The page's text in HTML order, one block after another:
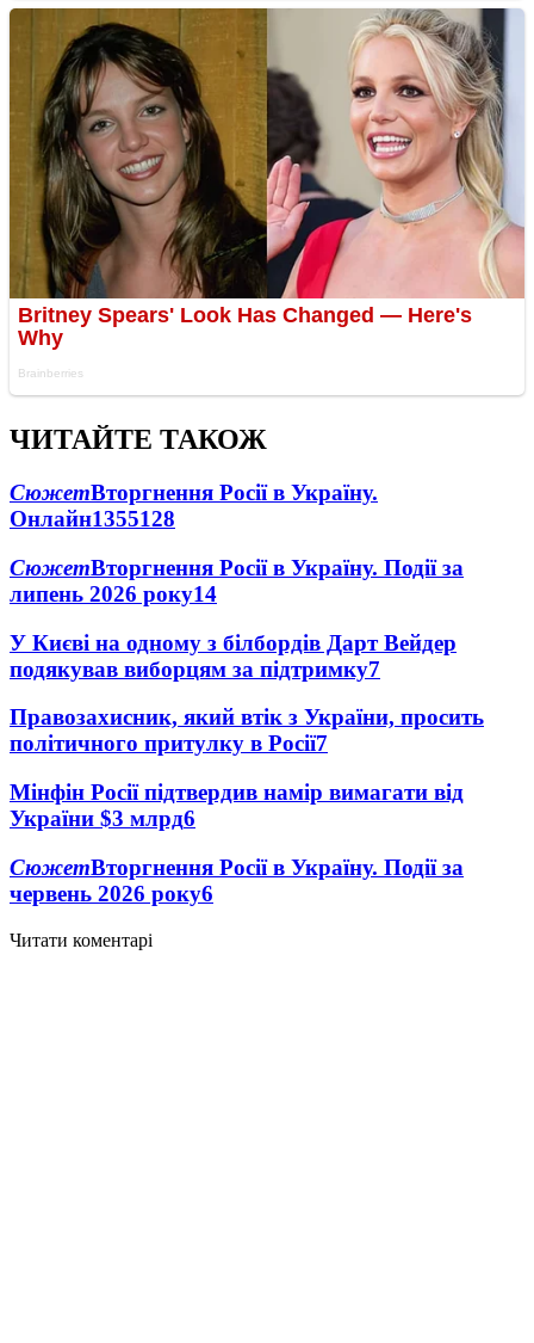
ЧИТАЙТЕ ТАКОЖ
СюжетВторгнення Росії в Україну.
Онлайн1355128
СюжетВторгнення Росії в Україну. Події за
липень 2026 року14
У Києві на одному з білбордів Дарт Вейдер
подякував виборцям за підтримку7
Правозахисник, який втік з України, просить
політичного притулку в Росії7
Мінфін Росії підтвердив намір вимагати від
України $3 млрд6
СюжетВторгнення Росії в Україну. Події за
червень 2026 року6
Читати коментарі